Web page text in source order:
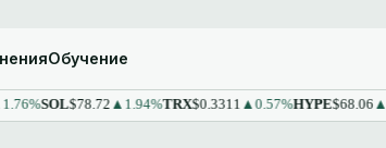
Обучение
SOL$78.72▲1.94% TRX$0.3311▲0.57%HYPE$68.06▲1.43%